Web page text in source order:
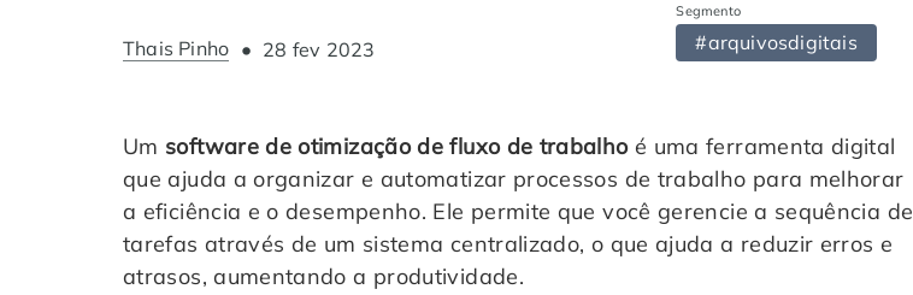
Thais Pinho • 28 fev 2023
Segmento
#arquivosdigitais
Um software de otimização de fluxo de trabalhoé uma ferramenta digital
que ajuda a organizar e automatizar processos de trabalho para melhorar
a eficiência e o desempenho. Ele permite que você gerencie a sequência de
tarefas através de um sistema centralizado, o que ajuda a reduzir erros e
atrasos, aumentando a produtividade.